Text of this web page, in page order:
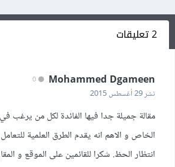
2 تعليقات
Mohammed Dgameen
نشر29 أغسطس 2015
مقالة جميلة جدا فيها الفائدة لكل من يرغب
الخاص و الاهم انه يقدم الطرق العلمية
انتظار الحظ. شكرا للقائمين على الموقع و